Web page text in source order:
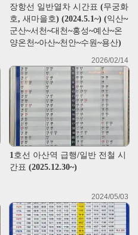
장항선 일반열차 시간표 (무궁화
호, 새마을호) (2024.5.1~) (익산~
군산~서천~대천~홍성~예산~온
양온천~아산~천안~수원~용산)
2026/02/14
1호선 아산역 급행/일반 전철 시
간표 (2025.12.30~)
2024/05/03